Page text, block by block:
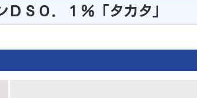
ＤＳ０．１％「タカタ」